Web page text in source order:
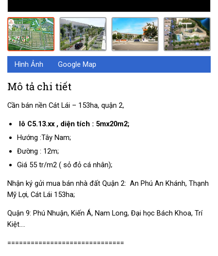
Hình Ảnh Google Map
Mô tả chi tiết
Cần bán nền Cát Lái – 153ha, quận 2,
lô C5.13.xx , diện tích : 5mx20m2;
Hướng :Tây Nam;
Đường : 12m;
Giá 55 tr/m2 ( sỏ đỏ cá nhân);
Nhận ký gửi mua bán nhà đất Quận 2: An Phú An Khánh, Thạnh
Mỹ Lợi, Cát Lái 153ha;
Quận 9: Phú Nhuận, Kiến Á, Nam Long, Đại học Bách Khoa, Trí
Kiệt….
==============================